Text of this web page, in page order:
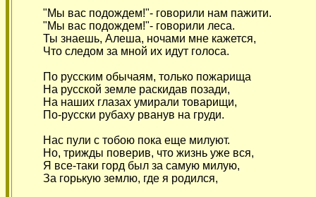
"Мы вас подождем!"- говорили нам пажити.
"Мы вас подождем!"- говорили леса.
Ты знаешь, Алеша, ночами мне кажется,
Что следом за мной их идут голоса.
По русским обычаям, только пожарища
На русской земле раскидав позади,
На наших глазах умирали товарищи,
По-русски рубаху рванув на груди.
Нас пули с тобою пока еще милуют.
Но, трижды поверив, что жизнь уже вся,
Я все-таки горд был за самую милую,
За горькую землю, где я родился,